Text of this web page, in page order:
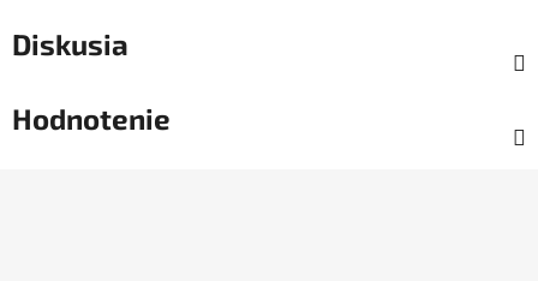
Diskusia
Hodnotenie